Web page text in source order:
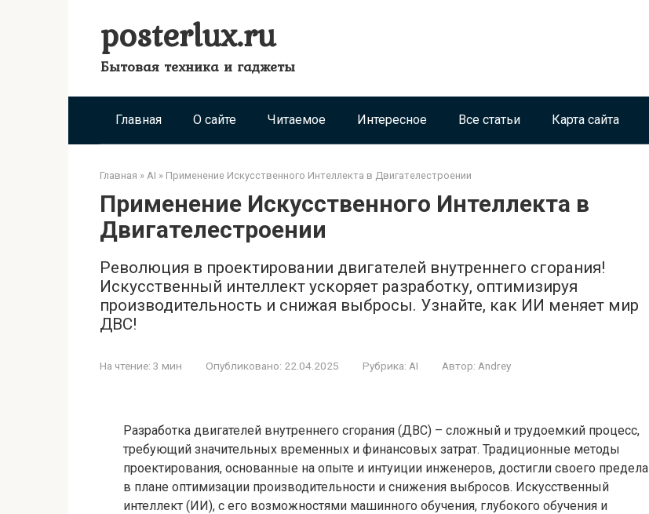
posterlux.ru
Бытовая техника и гаджеты
Главная О сайте Читаемое Интересное Все статьи Карта сайта
Главная » AI » Применение Искусственного Интеллекта в Двигателестроении
Применение Искусственного Интеллекта в
Двигателестроении
Революция в проектировании двигателей внутреннего сгорания!
Искусственный интеллект ускоряет разработку, оптимизируя
производительность и снижая выбросы. Узнайте, как ИИ меняет мир
ДВС!
На чтение: 3 мин Опубликовано: 22.04.2025 Рубрика: AI Автор: Andrey
Разработка двигателей внутреннего сгорания (ДВС) – сложный и трудоемкий процесс,
требующий значительных временных и финансовых затрат. Традиционные методы
проектирования, основанные на опыте и интуиции инженеров, достигли своего предела
в плане оптимизации производительности и снижения выбросов. Искусственный
интеллект (ИИ), с его возможностями машинного обучения, глубокого обучения и